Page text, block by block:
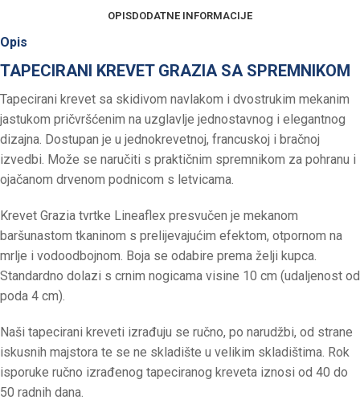
OPISDODATNE INFORMACIJE
Opis
TAPECIRANI KREVET GRAZIA SA SPREMNIKOM
Tapecirani krevet sa skidivom navlakom i dvostrukim mekanim
jastukom pričvršćenim na uzglavlje jednostavnog i elegantnog
dizajna. Dostupan je u jednokrevetnoj, francuskoj i bračnoj
izvedbi. Može se naručiti s praktičnim spremnikom za pohranu i
ojačanom drvenom podnicom s letvicama.
Krevet Grazia tvrtke Lineaflex presvučen je mekanom
baršunastom tkaninom s prelijevajućim efektom, otpornom na
mrlje i vodoodbojnom. Boja se odabire prema želji kupca.
Standardno dolazi s crnim nogicama visine 10 cm (udaljenost od
poda 4 cm).
Naši tapecirani kreveti izrađuju se ručno, po narudžbi, od strane
iskusnih majstora te se ne skladište u velikim skladištima. Rok
isporuke ručno izrađenog tapeciranog kreveta iznosi od 40 do
50 radnih dana.